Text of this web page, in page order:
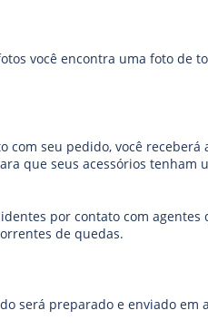
você encontra uma foto de
com seu pedido, você receberá
que seus acessórios tenham
por contato com
de quedas.
será preparado e enviado em